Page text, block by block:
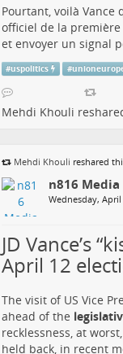
Pourtant, voilà
officiel de la
et envoyer un signal
#uspolitics #
Mehdi Khouli
Mehdi Khouli reshared
n816 Media
Wednesday, April
JD Vance’s
April 12
The visit of US Vice
ahead of the
recklessness, at
held back, in recent